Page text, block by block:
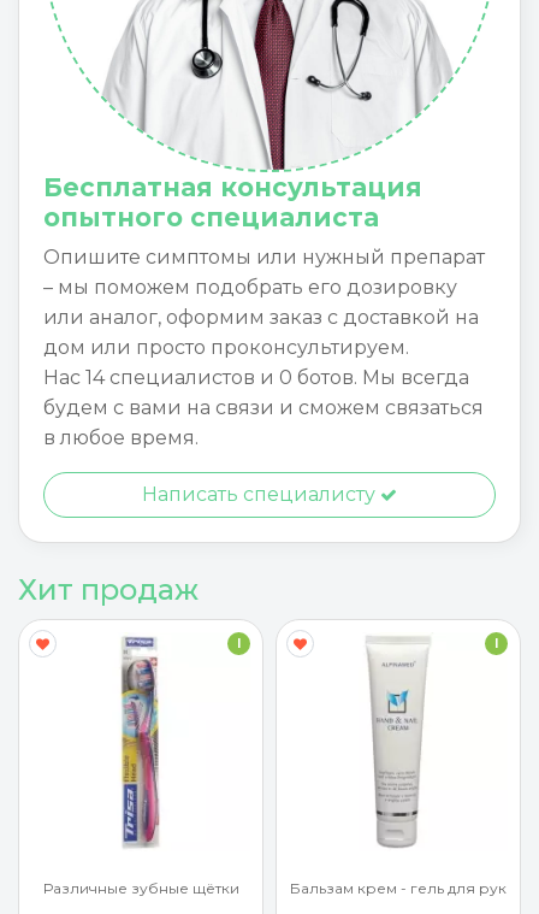
Бесплатная консультация
опытного специалиста
Опишите симптомы или нужный препарат
– мы поможем подобрать его дозировку
или аналог, оформим заказ с доставкой на
дом или просто проконсультируем.
Нас 14 специалистов и 0 ботов. Мы всегда
будем с вами на связи и сможем связаться
в любое время.
Написать специалисту
Хит продаж
Различные зубные щётки Бальзам крем - гель для рук